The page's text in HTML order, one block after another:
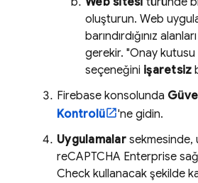
oluşturun. Web
barındırdığınız
gerekir. "Onay
seçeneğini işaretsiz
Firebase konsolunda
Kontrolü
'ne gidin.
Uygulamalarsekmesinde,
reCAPTCHA Enterprise
Check kullanacak şekilde